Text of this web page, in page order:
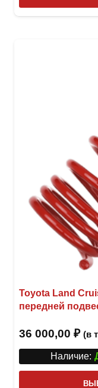
Toyota Land
передней
36 000,00 ₽ (в
Наличие: